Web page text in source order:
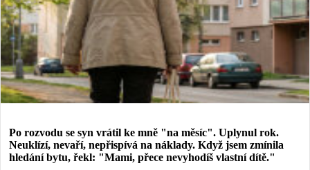
Po rozvodu se syn vrátil ke mně "na měsíc". Uplynul rok.
Neuklízí, nevaří, nepřispívá na náklady. Když jsem zmínila
hledání bytu, řekl: "Mami, přece nevyhodíš vlastní dítě."